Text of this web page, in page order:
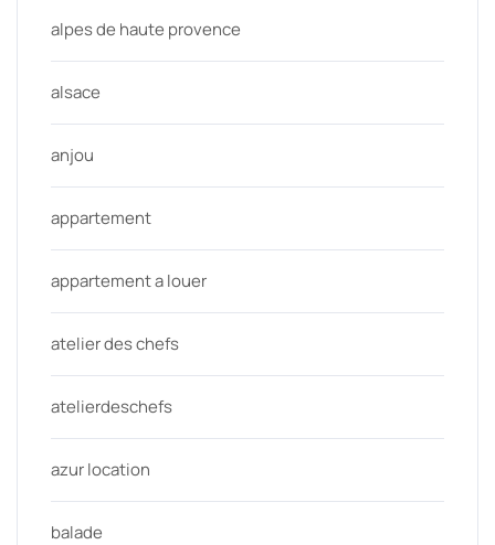
alpes de haute provence
alsace
anjou
appartement
appartement a louer
atelier des chefs
atelierdeschefs
azur location
balade